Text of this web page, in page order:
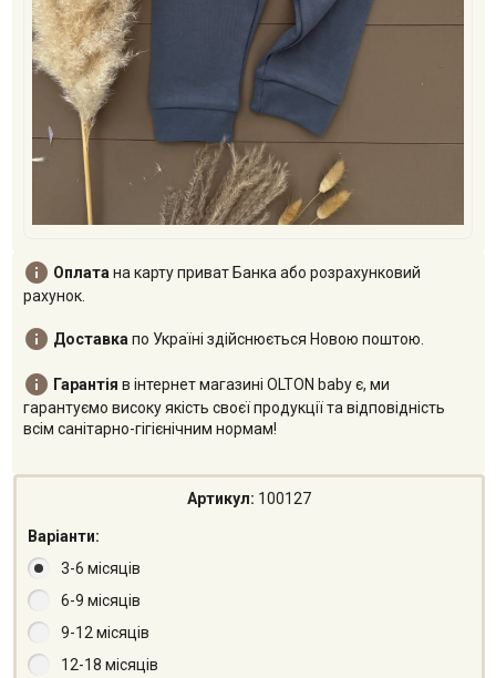
 Оплатана карту приват Банка або розрахунковий
рахунок.
 Доставкапо Україні здійснюється Новою поштою.
 Гарантія в інтернет магазині OLTON baby є, ми
гарантуємо високу якість своєї продукції та відповідність
всім санітарно-гігієнічним нормам!
Артикул: 100127
Варіанти:
3-6 місяців
6-9 місяців
9-12 місяців
12-18 місяців